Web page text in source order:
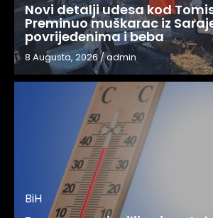
Novi detalji udesa kod
Preminuo muškarac iz
povrijeđenima i beba
8 Augusta, 2026/admin
BiH